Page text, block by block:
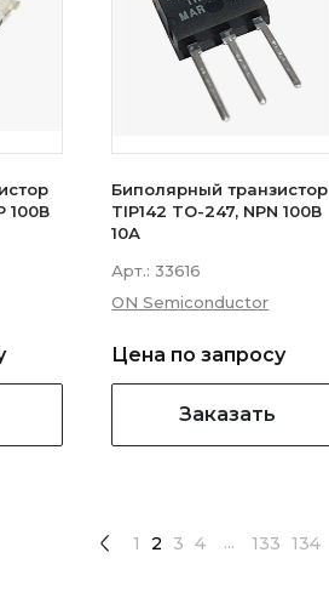
100В
Биполярный транзистор
TIP142 TO-247, NPN 100В
10А
Арт.: 33616
ON Semiconductor
Цена по запросу
Заказать
1 2 3 4 ... 133 134